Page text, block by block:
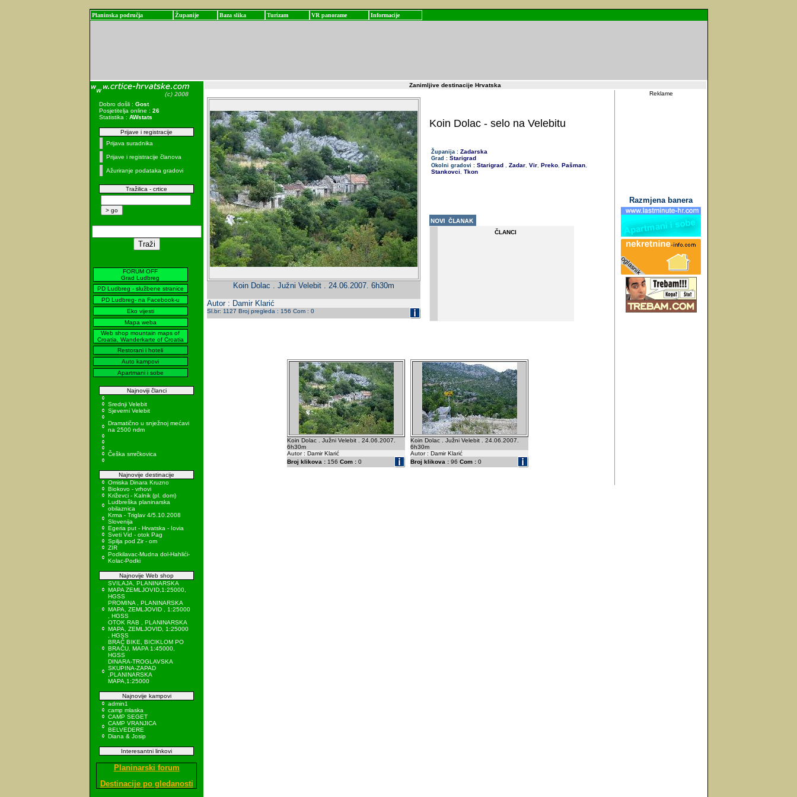
Planinska područja Županije Baza slika Turizam VR panorame Informacije
Dobro došli : Gost
Posjetitelja online : 26
Statistika : AWstats
Prijave i registracije
Prijava suradnika
Prijave i registracije članova
Ažuriranje podataka gradovi
Tražilica - crtice
FORUM OFF
Grad Ludbreg
PD Ludbreg - službene stranice
PD Ludbreg- na Facebook-u
Eko vijesti
Mapa weba
Web shop mountain maps of
Croatia, Wanderkarte of Croatia
Restorani i hoteli
Auto kampovi
Apartmani i sobe
Najnoviji članci
Srednji Velebit
Sjeverni Velebit
Dramatično u snježnoj mećavi
na 2500 ndm
Češka smrčkovica
Najnovije destinacije
Omiska Dinara Kruzno
Biokovo - vrhovi
Križevci - Kalnik (pl. dom)
Ludbreška planinarska
obilaznica
Krma - Triglav 4/5.10.2008
Slovenija
Egeria put - Hrvatska - Iovia
Sveti Vid - otok Pag
Spilja pod Zir - om
ZIR
Podkilavac-Mudna dol-Hahlići-
Kolac-Podki
Najnovije Web shop
SVILAJA, PLANINARSKA
MAPA ZEMLJOVID,1:25000,
HGSS
PROMINA , PLANINARSKA
MAPA, ZEMLJOVID , 1:25000
, HGSS
OTOK RAB , PLANINARSKA
MAPA, ZEMLJOVID, 1:25000
, HGSS
BRAČ BIKE, BICIKLOM PO
BRAČU, MAPA 1:45000,
HGSS
DINARA-TROGLAVSKA
SKUPINA-ZAPAD
,PLANINARSKA
MAPA,1:25000
Najnovije kampovi
admin1
camp mlaska
CAMP SEGET
CAMP VRANJICA
BELVEDERE
Diana & Josip
Interesantni linkovi
Planinarski forum
Destinacije po gledanosti
Zanimljive destinacije Hrvatska
Koin Dolac . Južni Velebit . 24.06.2007. 6h30m
Autor : Damir Klarić
Sl.br: 1127 Broj pregleda : 156 Com : 0
Koin Dolac - selo na Velebitu
Županija : Zadarska
Grad : Starigrad
Okolni gradovi : Starigrad , Zadar, Vir, Preko, Pašman,
Stankovci, Tkon
ČLANCI
Koin Dolac . Južni Velebit . 24.06.2007.
6h30m
Autor : Damir Klarić
Broj klikova : 156 Com : 0
Koin Dolac . Južni Velebit . 24.06.2007.
6h30m
Autor : Damir Klarić
Broj klikova : 96 Com : 0
Reklame
Razmjena banera